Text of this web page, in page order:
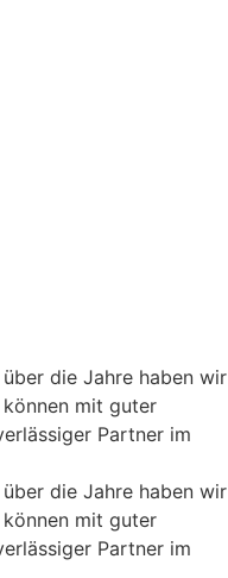
die Jahre haben wir
mit guter
Partner im
die Jahre haben wir
mit guter
Partner im